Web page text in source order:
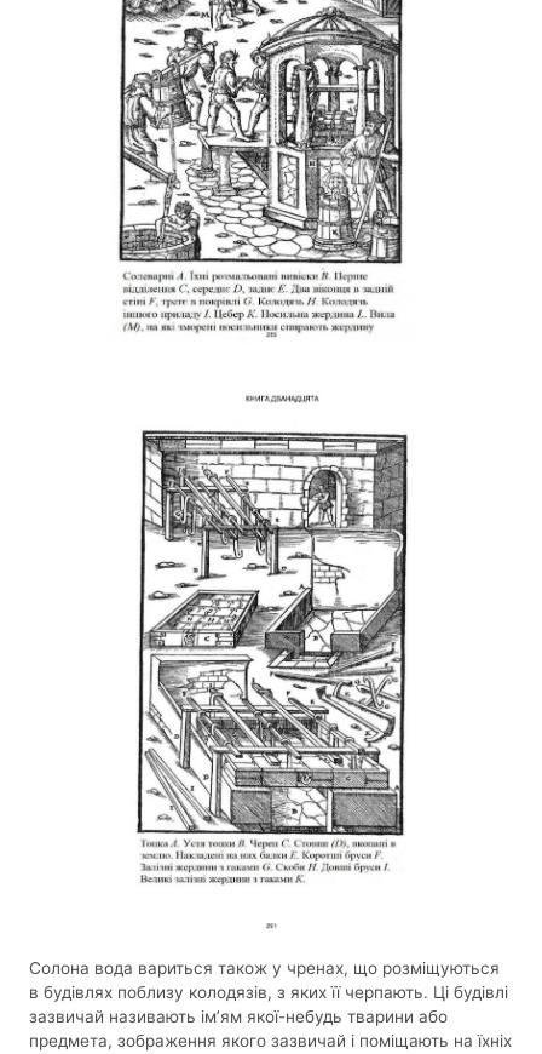
Солона вода вариться також у чренах, що розміщуються
в будівлях поблизу колодязів, з яких її черпають. Ці будівлі
зазвичай називають ім’ям якої-небудь тварини або
предмета, зображення якого зазвичай і поміщають на їхніх